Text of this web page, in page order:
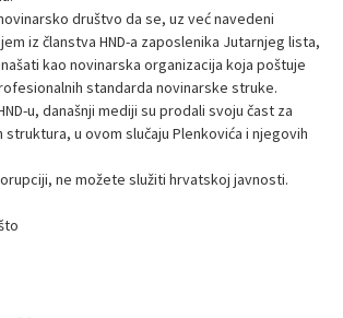
društvo da se, uz već navedeni
iz članstva HND-a zaposlenika Jutarnjeg lista,
kao novinarska organizacija koja poštuje
standarda novinarske struke.
u, današnji mediji su prodali svoju čast za
struktura, u ovom slučaju Plenkovića i njegovih
ne možete služiti hrvatskoj javnosti.